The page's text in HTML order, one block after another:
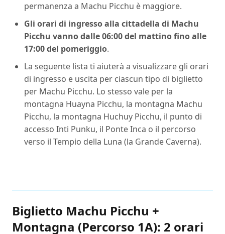
permanenza a Machu Picchu è maggiore.
Gli orari di ingresso alla cittadella di Machu
Picchu vanno dalle 06:00 del mattino fino alle
17:00 del pomeriggio.
La seguente lista ti aiuterà a visualizzare gli orari
di ingresso e uscita per ciascun tipo di biglietto
per Machu Picchu. Lo stesso vale per la
montagna Huayna Picchu, la montagna Machu
Picchu, la montagna Huchuy Picchu, il punto di
accesso Inti Punku, il Ponte Inca o il percorso
verso il Tempio della Luna (la Grande Caverna).
Biglietto Machu Picchu +
Montagna (Percorso 1A): 2 orari